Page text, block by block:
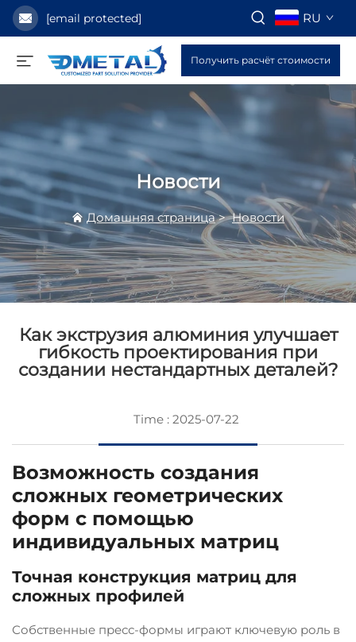
[email protected] RU
Получить расчёт стоимости
Новости
Домашняя страница>Новости
Как экструзия алюминия улучшает
гибкость проектирования при
создании нестандартных деталей?
Time : 2025-07-22
Возможность создания
сложных геометрических
форм с помощью
индивидуальных матриц
Точная конструкция матриц для
сложных профилей
Собственные пресс-формы играют ключевую роль в